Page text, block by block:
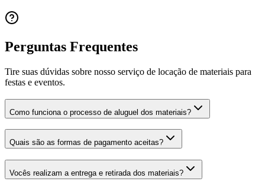
Perguntas Frequentes
Tire suas dúvidas sobre nosso serviço de locação de materiais para
festas e eventos.
Como funciona o processo de aluguel dos materiais?
Quais são as formas de pagamento aceitas?
Vocês realizam a entrega e retirada dos materiais?